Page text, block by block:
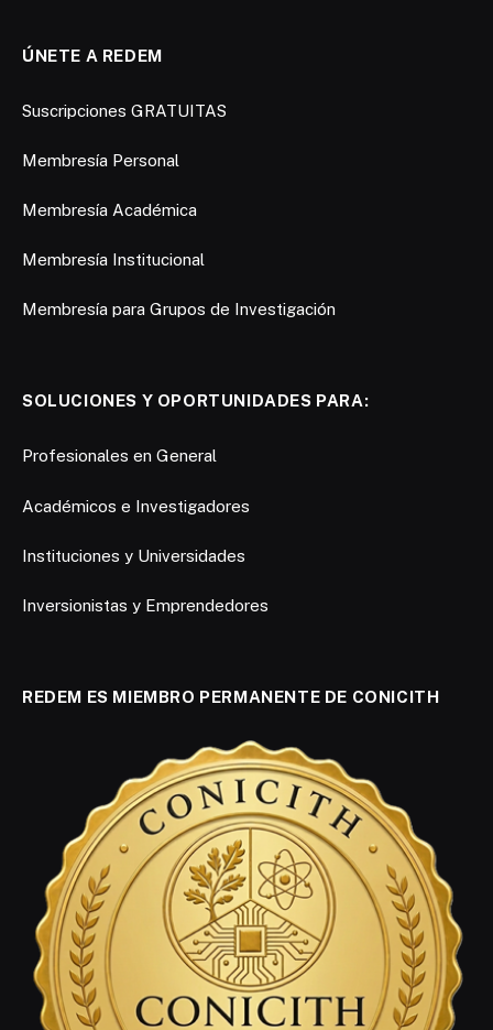
ÚNETE A REDEM
Suscripciones GRATUITAS
Membresía Personal
Membresía Académica
Membresía Institucional
Membresía para Grupos de Investigación
SOLUCIONES Y OPORTUNIDADES PARA:
Profesionales en General
Académicos e Investigadores
Instituciones y Universidades
Inversionistas y Emprendedores
REDEM ES MIEMBRO PERMANENTE DE CONICITH